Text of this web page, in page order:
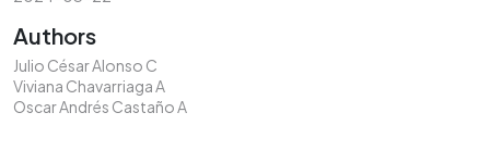
Authors
Julio César Alonso C
Viviana Chavarriaga A
Oscar Andrés Castaño A